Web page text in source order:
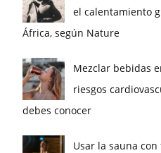
el calentamiento
África, según Nature
Mezclar bebidas
riesgos
debes conocer
Usar la sauna